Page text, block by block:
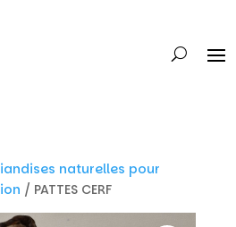
naturelles pour
/ PATTES CERF